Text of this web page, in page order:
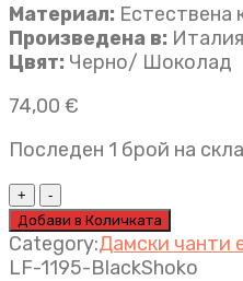
Материал: Естествена
Произведена в: Италия
Цвят: Черно/ Шоколад
74,00 €
Последен 1 брой на
Луксозна
италианска
дамска
чанта
Добави в Количката
Category:Дамски чанти
LF-1195-BlackShoko